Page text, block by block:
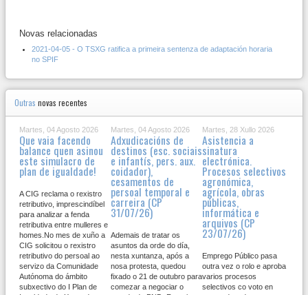
Novas relacionadas
2021-04-05 - O TSXG ratifica a primeira sentenza de adaptación horaria
no SPIF
Outras novas recentes
Martes, 04 Agosto 2026
Que vaia facendo
balance quen asinou
este simulacro de
plan de igualdade!
A CIG reclama o rexistro
retributivo, imprescindíbel
para analizar a fenda
retributiva entre mulleres e
homes.No mes de xuño a
CIG solicitou o rexistro
retributivo do persoal ao
servizo da Comunidade
Autónoma do ámbito
subxectivo do I Plan de
Martes, 04 Agosto 2026
Adxudicacións de
destinos (esc. sociais
e infantís, pers. aux.
coidador),
cesamentos de
persoal temporal e
carreira (CP
31/07/26)
Ademais de tratar os
asuntos da orde do día,
nesta xuntanza, após a
nosa protesta, quedou
fixado o 21 de outubro para
comezar a negociar o
Martes, 28 Xullo 2026
Asistencia a
sinatura
electrónica.
Procesos selectivos
agronómica,
agrícola, obras
públicas,
informática e
arquivos (CP
23/07/26)
Emprego Público pasa
outra vez o rolo e aproba
varios procesos
selectivos co voto en